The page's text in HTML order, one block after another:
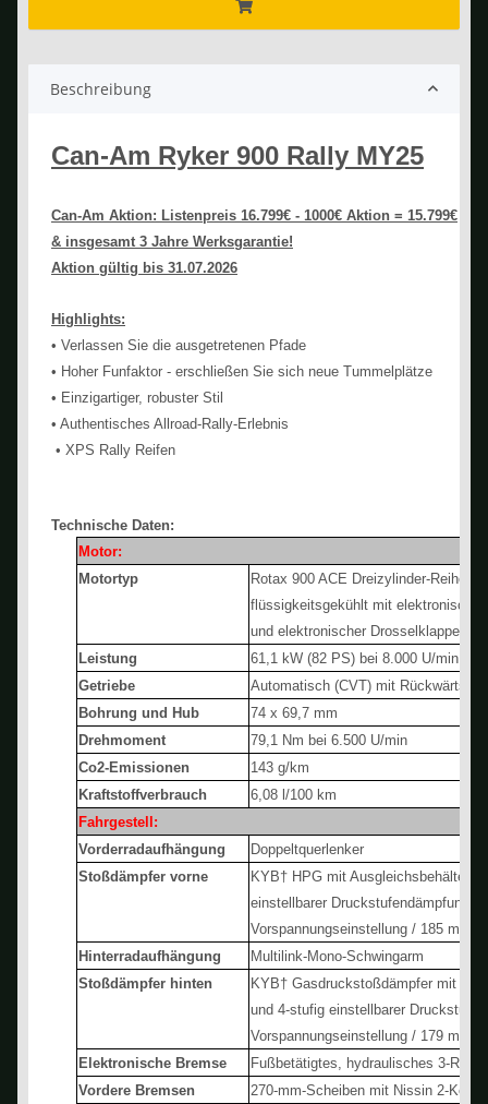
Beschreibung
Can-Am Ryker 900 Rally MY25
Can-Am Aktion: Listenpreis 16.799€ - 1000€ Aktion = 15.799€
& insgesamt 3 Jahre Werksgarantie!
Aktion gültig bis 31.07.2026
Highlights:
• Verlassen Sie die ausgetretenen Pfade
• Hoher Funfaktor - erschließen Sie sich neue Tummelplätze
• Einzigartiger, robuster Stil
• Authentisches Allroad-Rally-Erlebnis
• XPS Rally Reifen
Technische Daten:
Motor:
Motortyp
Rotax 900 ACE Dreizylinder-
flüssigkeitsgekühlt mit
und elektronischer
Leistung
61,1 kW (82 PS) bei 8.000 U/min
Getriebe
Automatisch (CVT) mit
Bohrung und Hub
74 x 69,7 mm
Drehmoment
79,1 Nm bei 6.500 U/min
Co2-Emissionen
143 g/km
Kraftstoffverbrauch
6,08 l/100 km
Fahrgestell:
Vorderradaufhängung
Doppeltquerlenker
Stoßdämpfer vorne
KYB† HPG mit Ausgleichsbehälter
einstellbarer Druckstufendämpfung
Vorspannungseinstellung / 185 mm
Hinterradaufhängung
Multilink-Mono-Schwingarm
Stoßdämpfer hinten
KYB† Gasdruckstoßdämpfer mit
und 4-stufig einstellbarer
Vorspannungseinstellung / 179 mm
Elektronische Bremse
Fußbetätigtes, hydraulisches 3-Rad-
Vordere Bremsen
270-mm-Scheiben mit Nissin 2-